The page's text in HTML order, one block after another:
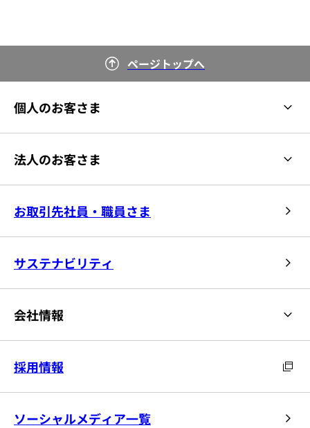
ページトップへ
個人のお客さま
法人のお客さま
お取引先社員・職員さま
サステナビリティ
会社情報
採用情報
ソーシャルメディア一覧